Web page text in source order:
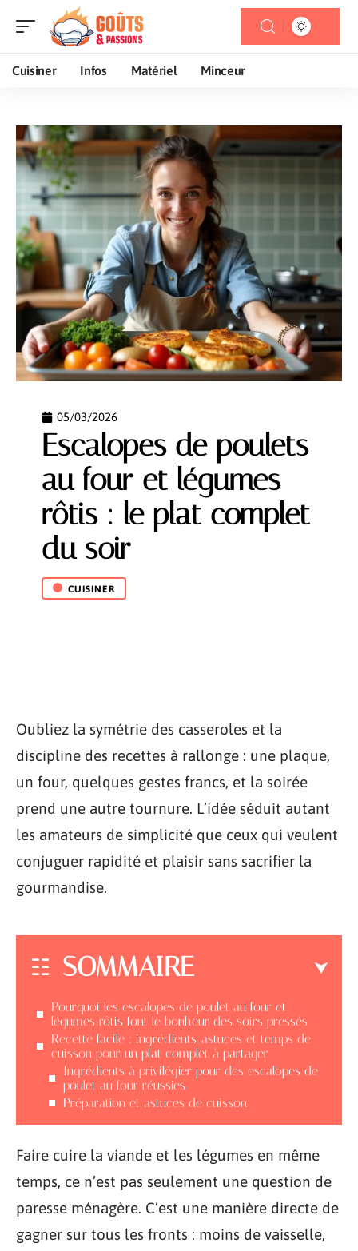
Cuisiner Infos Matériel Minceur
05/03/2026
Escalopes de poulets
au four et légumes
rôtis : le plat complet
du soir
CUISINER
Oubliez la symétrie des casseroles et la
discipline des recettes à rallonge : une plaque,
un four, quelques gestes francs, et la soirée
prend une autre tournure. L’idée séduit autant
les amateurs de simplicité que ceux qui veulent
conjuguer rapidité et plaisir sans sacrifier la
gourmandise.
SOMMAIRE
Pourquoi les escalopes de poulet au four et
légumes rôtis font le bonheur des soirs pressés
Recette facile : ingrédients, astuces et temps de
cuisson pour un plat complet à partager
Ingrédients à privilégier pour des escalopes de
poulet au four réussies
Préparation et astuces de cuisson
Faire cuire la viande et les légumes en même
temps, ce n’est pas seulement une question de
paresse ménagère. C’est une manière directe de
gagner sur tous les fronts : moins de vaisselle,